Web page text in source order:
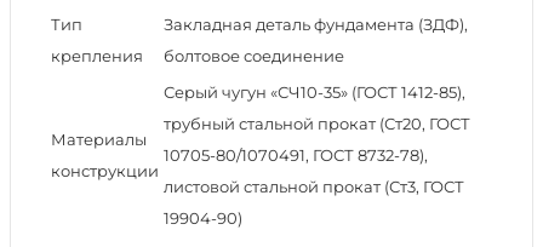
Тип
крепления
Закладная деталь фундамента (ЗДФ),
болтовое соединение
Материалы
конструкции
Серый чугун «СЧ10-35» (ГОСТ 1412-85),
трубный стальной прокат (Ст20, ГОСТ
10705-80/1070491, ГОСТ 8732-78),
листовой стальной прокат (Ст3, ГОСТ
19904-90)